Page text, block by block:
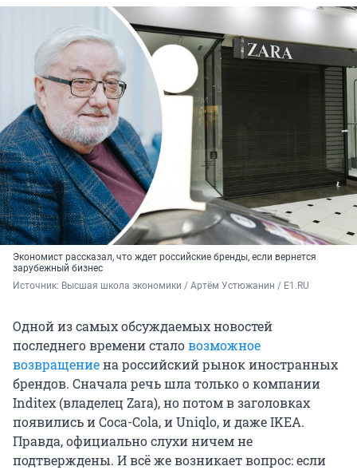
Экономист рассказал, что ждет российские бренды, если вернется
зарубежный бизнес
Источник: Высшая школа экономики / Артём Устюжанин / E1.RU
Одной из самых обсуждаемых новостей
последнего времени сталовозможное
возвращениена российский рынок иностранных
брендов. Сначала речь шла только о компании
Inditex (владелец Zara), но потом в заголовках
появились и Coca-Cola, и Uniqlo, и даже IKEA.
Правда, официально слухи ничем не
подтверждены. И всё же возникает вопрос: если